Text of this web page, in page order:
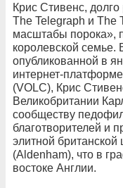
Крис Стивенс,
The Telegraph и The
масштабы порока»,
королевской семье.
опубликованной в
интернет-
(VOLC), Крис
Великобритании
сообществу
благотворителей и
элитной
(Aldenham), что в
востоке Англии.